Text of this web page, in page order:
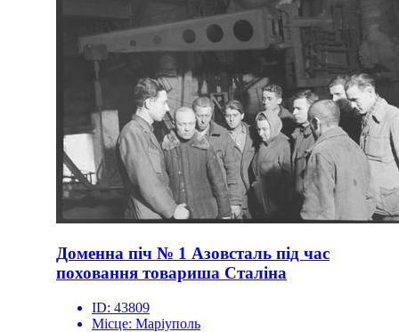
Доменна піч № 1 Азовсталь під час
поховання товариша Сталіна
ID: 43809
Місце: Маріуполь